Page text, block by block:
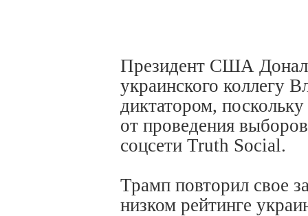
Президент США
украинского коллегу
диктатором,
от проведения
соцсети Truth Social.
Трамп повторил свое
низком рейтинге